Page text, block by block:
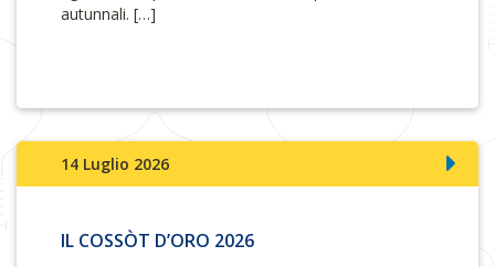
autunnali. […]
14 Luglio 2026
IL COSSÒT D’ORO 2026